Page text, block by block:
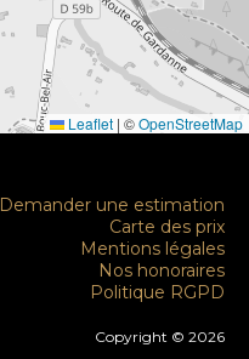
Leaflet | ©OpenStreetMap
Demander une estimation
Carte des prix
Mentions légales
Nos honoraires
Politique RGPD
Copyright © 2026